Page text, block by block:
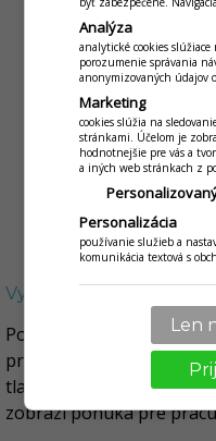
ktoré majú
Kliknutím na
označených
všetkysa
doklady zo
Vytvorenie novej
na tlačidloUložiť
Vytlačenie faktúry
Po vytvorení novej
pre zákazníka. Doklad je
tlačidlo
na danom
zobrazí ponuka pre
Analýza
analytické cookies
porozumenie správania
anonymizovaných údajov
Marketing
cookies slúžia na
stránkami. Účelom je
hodnotnejšie pre vás a
a iných web stránkach z
Personalizácia
používanie služieb a
komunikácia textová s
Len